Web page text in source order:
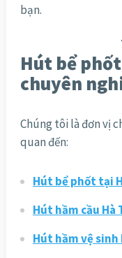
bạn.
Hút bể
chuyên
Chúng tôi là đơn vị
quan đến:
Hút bể phốt tại
Hút hầm cầu Hà
Hút hầm vệ sinh